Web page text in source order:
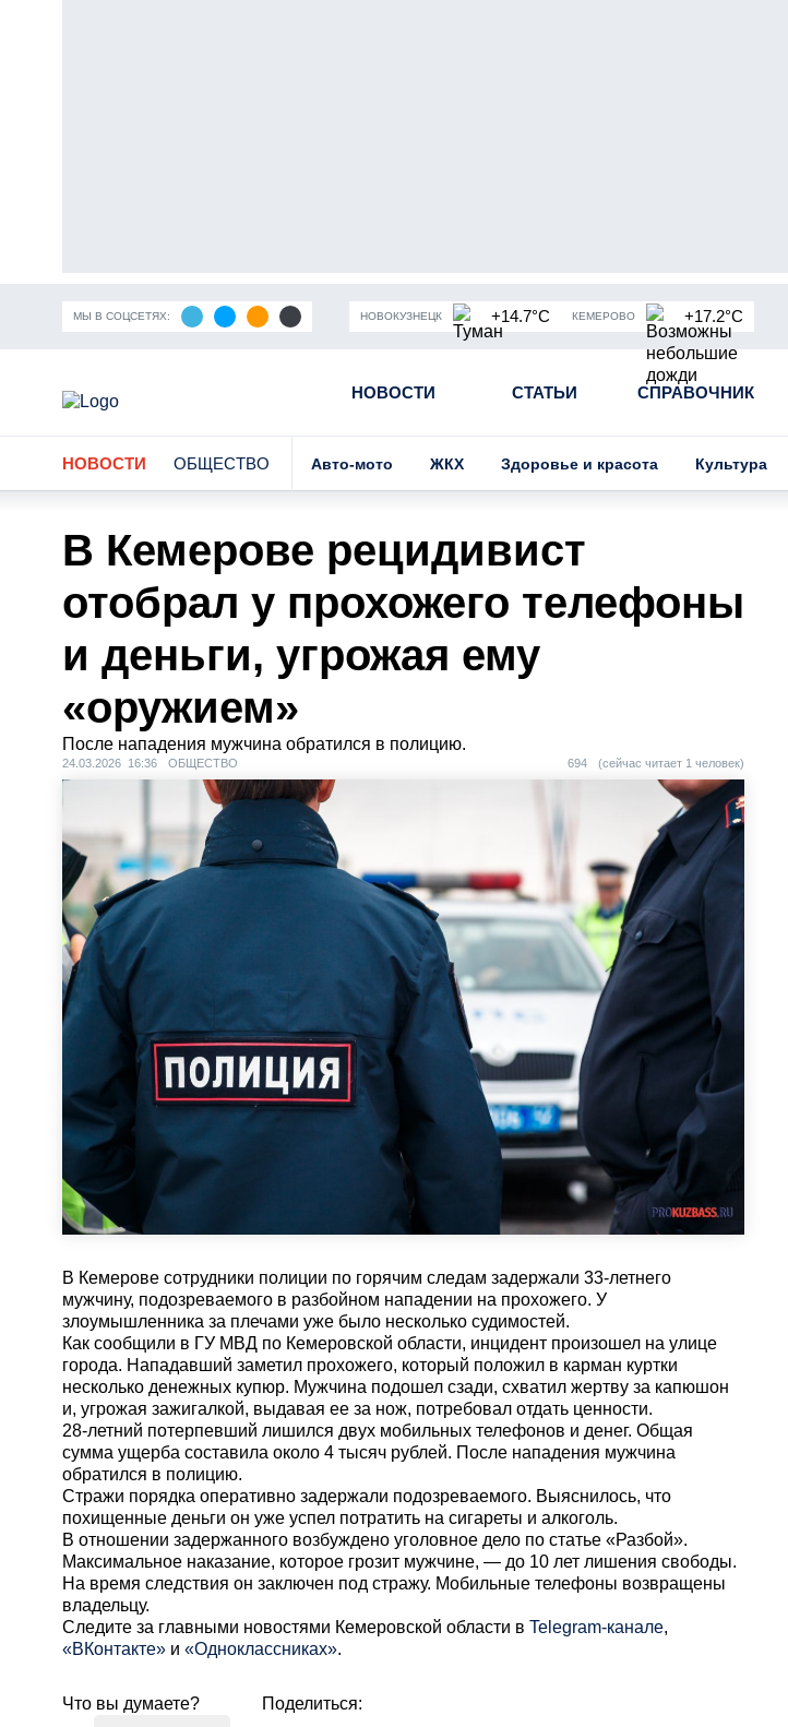
МЫ В СОЦСЕТЯХ: НОВОКУЗНЕЦК +14.7°C КЕМЕРОВО +17.2°C
НОВОСТИ СТАТЬИ СПРАВОЧНИК
Кузбасса Пандемия коронавирусной инфекции Частичная мобилизация в России
НОВОСТИ ОБЩЕСТВО Авто-мото ЖКХ Здоровье и красота Культура
В Кемерове рецидивист
отобрал у прохожего телефоны
и деньги, угрожая ему
«оружием»
После нападения мужчина обратился в полицию.
24.03.2026 16:36 ОБЩЕСТВО 694 (сейчас читает 1 человек)
В Кемерове сотрудники полиции по горячим следам задержали 33-летнего
мужчину, подозреваемого в разбойном нападении на прохожего. У
злоумышленника за плечами уже было несколько судимостей.
Как сообщили в ГУ МВД по Кемеровской области, инцидент произошел на улице
города. Нападавший заметил прохожего, который положил в карман куртки
несколько денежных купюр. Мужчина подошел сзади, схватил жертву за капюшон
и, угрожая зажигалкой, выдавая ее за нож, потребовал отдать ценности.
28-летний потерпевший лишился двух мобильных телефонов и денег. Общая
сумма ущерба составила около 4 тысяч рублей. После нападения мужчина
обратился в полицию.
Стражи порядка оперативно задержали подозреваемого. Выяснилось, что
похищенные деньги он уже успел потратить на сигареты и алкоголь.
В отношении задержанного возбуждено уголовное дело по статье «Разбой».
Максимальное наказание, которое грозит мужчине, — до 10 лет лишения свободы.
На время следствия он заключен под стражу. Мобильные телефоны возвращены
владельцу.
Cледите за главными новостями Кемеровской области в Telegram-канале,
«ВКонтакте» и «Одноклассниках».
Что вы думаете? Поделиться: